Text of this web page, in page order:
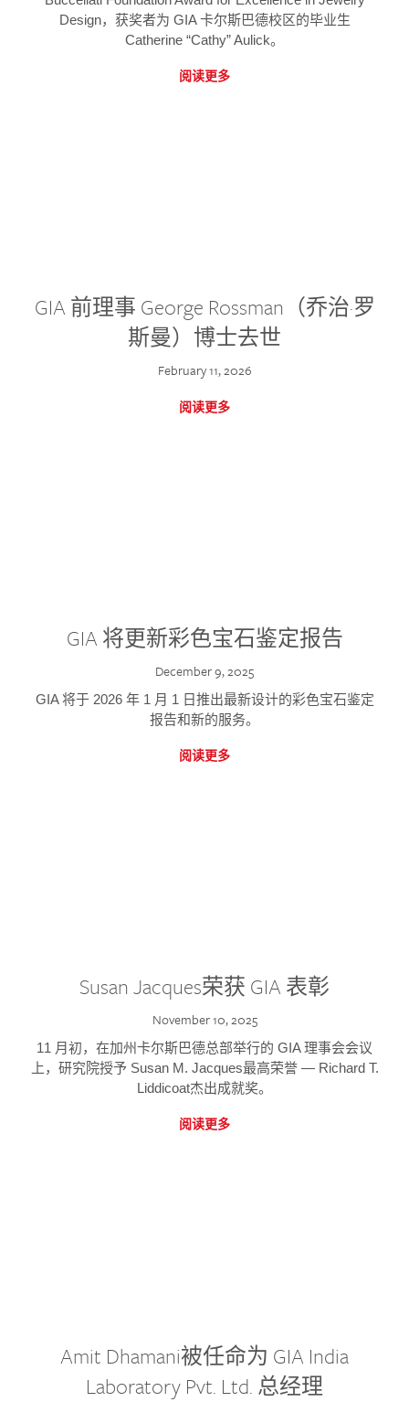
Design，获奖者为 GIA 卡尔斯巴德校区的毕业生
Catherine “Cathy” Aulick。
阅读更多
GIA 前理事 George Rossman（乔治·罗
斯曼）博士去世
February 11, 2026
阅读更多
GIA 将更新彩色宝石鉴定报告
December 9, 2025
GIA 将于 2026 年 1 月 1 日推出最新设计的彩色宝石鉴定
报告和新的服务。
阅读更多
Susan Jacques荣获 GIA 表彰
November 10, 2025
11 月初，在加州卡尔斯巴德总部举行的 GIA 理事会会议
上，研究院授予 Susan M. Jacques最高荣誉 — Richard T.
Liddicoat杰出成就奖。
阅读更多
Amit Dhamani被任命为 GIA India
Laboratory Pvt. Ltd. 总经理